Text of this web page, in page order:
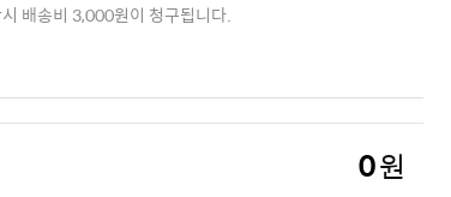
배송비 3,000원이 청구됩니다.
0원